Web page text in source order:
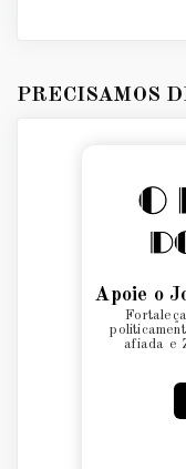
PRECISAMOS
Apoie o
afiada e